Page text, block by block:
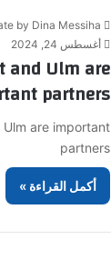
by Dina Messiha
أغسطس 24, 2024
and Ulm are
partners
are important
partners
أكمل القراءة »